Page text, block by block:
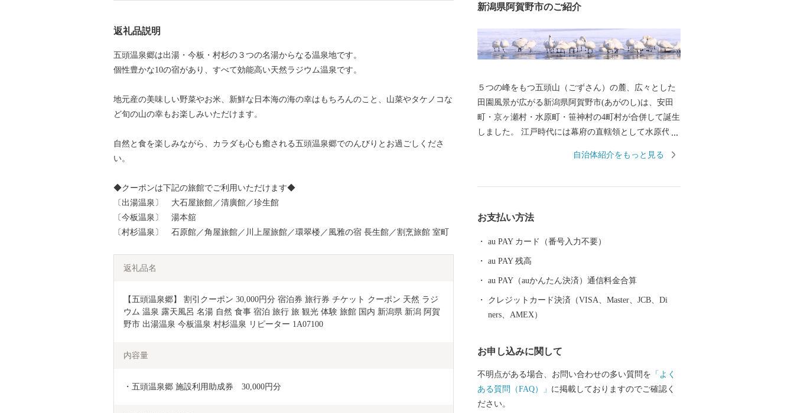
返礼品説明
五頭温泉郷は出湯・今板・村杉の３つの名湯からなる温泉地です。
個性豊かな10の宿があり、すべて効能高い天然ラジウム温泉です。
地元産の美味しい野菜やお米、新鮮な日本海の海の幸はもちろんのこと、山菜やタケノコな
ど旬の山の幸もお楽しみいただけます。
自然と食を楽しみながら、カラダも心も癒される五頭温泉郷でのんびりとお過ごしくださ
い。
◆クーポンは下記の旅館でご利用いただけます◆
〔出湯温泉〕 大石屋旅館／清廣館／珍生館
〔今板温泉〕 湯本舘
〔村杉温泉〕 石原館／角屋旅館／川上屋旅館／環翠楼／風雅の宿 長生館／割烹旅館 室町
返礼品名
【五頭温泉郷】 割引クーポン 30,000円分 宿泊券 旅行券 チケット クーポン 天然 ラジ
ウム 温泉 露天風呂 名湯 自然 食事 宿泊 旅行 旅 観光 体験 旅館 国内 新潟県 新潟 阿賀
野市 出湯温泉 今板温泉 村杉温泉 リピーター 1A07100
内容量
・五頭温泉郷 施設利用助成券　30,000円分
新潟県阿賀野市のご紹介
５つの峰をもつ五頭山（ごずさん）の麓、広々とした
田園風景が広がる新潟県阿賀野市(あがのし)は、安田
町・京ヶ瀬村・水原町・笹神村の4町村が合併して誕生
しました。 江戸時代には幕府の直轄領として水原代官
弘法大師（空海）により開湯されたといわれる「出湯
ろん、気化した成分を吸い込むことでも健康効果があ
るとされていますので、お風呂に入るだけではなく旅
していただけます。 また、「白鳥の渡来地」として有
名な瓢湖には、毎年10月中旬から3月下旬まで最大約5,
000羽の白鳥が飛来します。 日の出とともに飛び立つ
きます。
自治体紹介をもっと見る
お支払い方法
au PAY カード（番号入力不要）
au PAY 残高
au PAY（auかんたん決済）通信料金合算
クレジットカード決済（VISA、Master、JCB、Di
ners、AMEX）
お申し込みに関して
不明点がある場合、お問い合わせの多い質問を 「よく
ある質問（FAQ）」 に掲載しておりますのでご確認く
ださい。